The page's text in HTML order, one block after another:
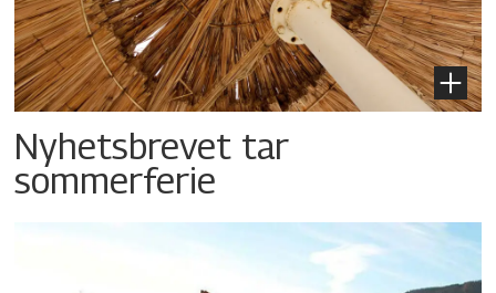
Nyhetsbrevet tar
sommerferie